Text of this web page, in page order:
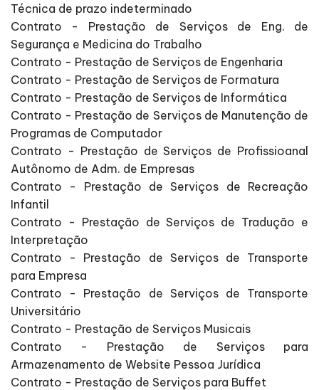
Técnica de prazo indeterminado
Contrato - Prestação de Serviços de Eng. de
Segurança e Medicina do Trabalho
Contrato - Prestação de Serviços de Engenharia
Contrato - Prestação de Serviços de Formatura
Contrato - Prestação de Serviços de Informática
Contrato - Prestação de Serviços de Manutenção de
Programas de Computador
Contrato - Prestação de Serviços de Profissioanal
Autônomo de Adm. de Empresas
Contrato - Prestação de Serviços de Recreação
Infantil
Contrato - Prestação de Serviços de Tradução e
Interpretação
Contrato - Prestação de Serviços de Transporte
para Empresa
Contrato - Prestação de Serviços de Transporte
Universitário
Contrato - Prestação de Serviços Musicais
Contrato - Prestação de Serviços para
Armazenamento de Website Pessoa Jurídica
Contrato - Prestação de Serviços para Buffet